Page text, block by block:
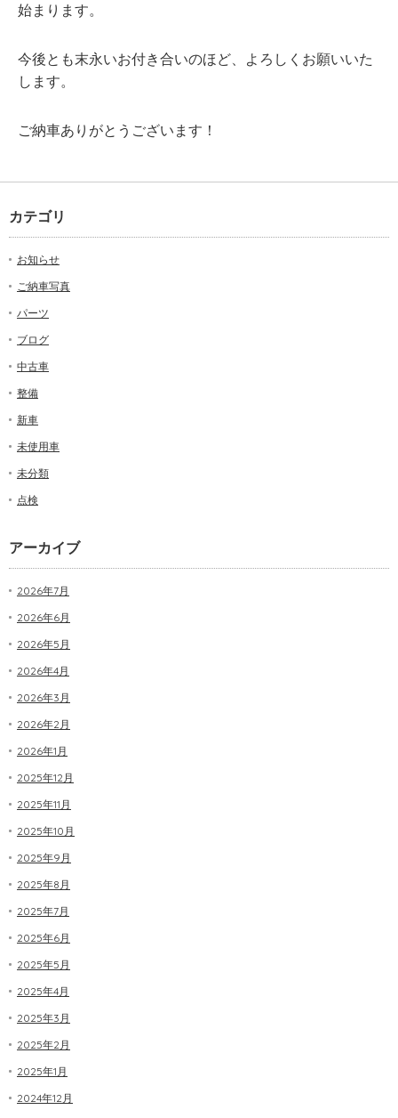
始まります。
今後とも末永いお付き合いのほど、よろしくお願いいた
します。
ご納車ありがとうございます！
カテゴリ
お知らせ
ご納車写真
パーツ
ブログ
中古車
整備
新車
未使用車
未分類
点検
アーカイブ
2026年7月
2026年6月
2026年5月
2026年4月
2026年3月
2026年2月
2026年1月
2025年12月
2025年11月
2025年10月
2025年9月
2025年8月
2025年7月
2025年6月
2025年5月
2025年4月
2025年3月
2025年2月
2025年1月
2024年12月